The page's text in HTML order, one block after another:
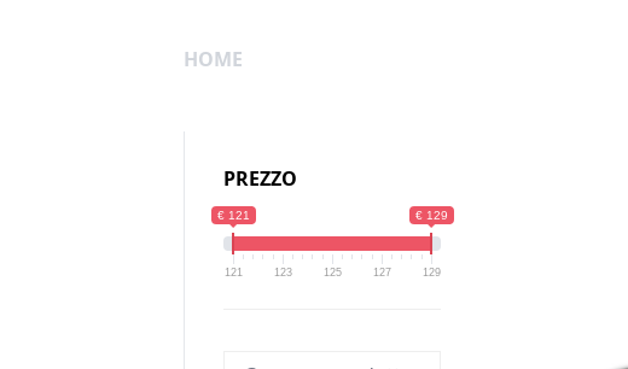
HOME
PREZZO
€ 121 € 129
121 123 125 127 129